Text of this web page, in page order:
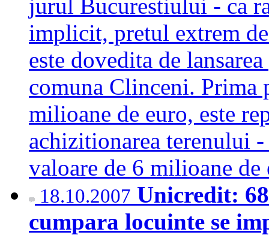
jurul Bucurestiului - ca
implicit, pretul extrem
este dovedita de
comuna Clinceni. Prima
milioane de euro, este
achizitionarea terenului
valoare de 6 milioane
18.10.2007 Unicredit:
cumpara locuinte se